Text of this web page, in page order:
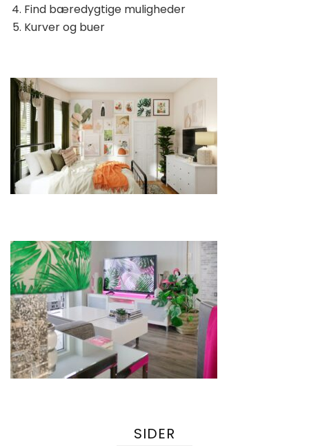
Find bæredygtige muligheder
Kurver og buer
SIDER